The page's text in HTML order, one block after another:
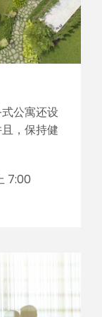
公寓还设
，保持健
7:00